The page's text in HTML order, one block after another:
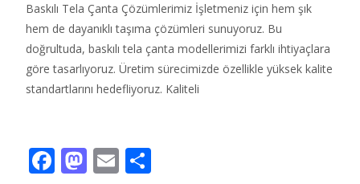
Baskılı Tela Çanta Çözümlerimiz İşletmeniz için hem şık
hem de dayanıklı taşıma çözümleri sunuyoruz. Bu
doğrultuda, baskılı tela çanta modellerimizi farklı ihtiyaçlara
göre tasarlıyoruz. Üretim sürecimizde özellikle yüksek kalite
standartlarını hedefliyoruz. Kaliteli
F M E